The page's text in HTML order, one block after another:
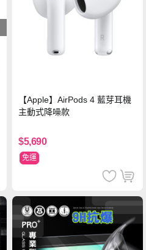
【Apple】AirPods 4 藍芽耳機
主動式降噪款
$5,690
免運